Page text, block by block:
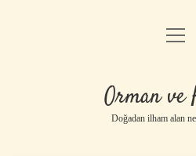
Anasayfa
Yasal
Orman ve
Doğadan ilham alan